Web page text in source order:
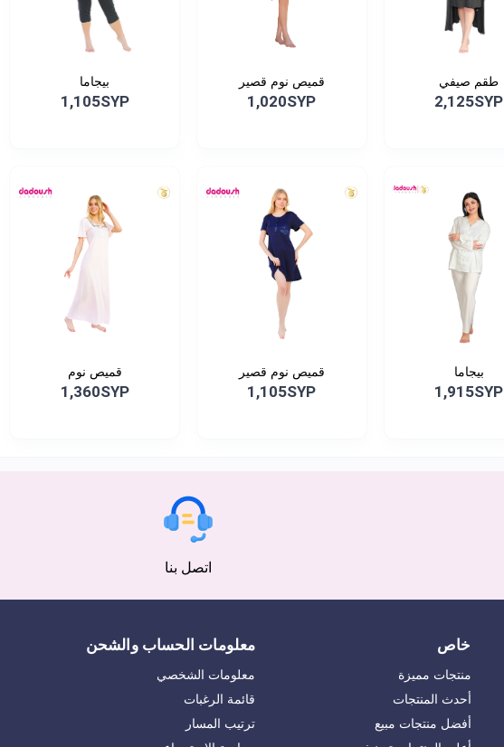
طقم صيفي
2,125SYP
قميص نوم قصير
1,020SYP
بيجاما
1,105SYP
بيجاما
1,915SYP
قميص نوم قصير
1,105SYP
قميص نوم
1,360SYP
اتصل بنا
خاص
منتجات مميزة
أحدث المنتجات
أفضل منتجات مبيع
معلومات الحساب والشحن
معلومات الشخصي
قائمة الرغبات
ترتيب المسار